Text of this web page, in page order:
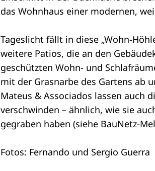
das Wohnhaus einer modernen,
Tageslicht fällt in diese „Wohn-
weitere Patios, die an den
geschützten Wohn- und
mit der Grasnarbe des Gartens ab
Mateus & Associados lassen auch
verschwinden – ähnlich, wie sie
gegraben haben (siehe BauNetz-
Fotos: Fernando und Sergio Guerra